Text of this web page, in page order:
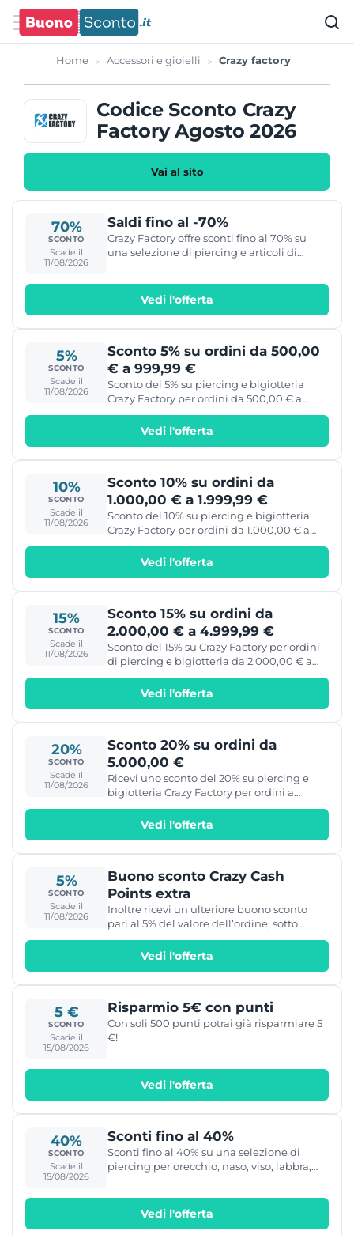
Home Accessori e gioielli Crazy factory
Codice Sconto Crazy
Factory Agosto 2026
Vai al sito
70%
SCONTO
Scade il
11/08/2026
Saldi fino al -70%
Crazy Factory offre sconti fino al 70% su
una selezione di piercing e articoli di
Vedi l'offerta
5%
SCONTO
Scade il
11/08/2026
Sconto 5% su ordini da 500,00
€ a 999,99 €
Sconto del 5% su piercing e bigiotteria
Crazy Factory per ordini da 500,00 € a
999,99 €.
Vedi l'offerta
10%
SCONTO
Scade il
11/08/2026
Sconto 10% su ordini da
1.000,00 € a 1.999,99 €
Sconto del 10% su piercing e bigiotteria
Crazy Factory per ordini da 1.000,00 € a
1.999,99 €.
Vedi l'offerta
15%
SCONTO
Scade il
11/08/2026
Sconto 15% su ordini da
2.000,00 € a 4.999,99 €
Sconto del 15% su Crazy Factory per ordini
di piercing e bigiotteria da 2.000,00 € a
4.999,99 €.
Vedi l'offerta
20%
SCONTO
Scade il
11/08/2026
Sconto 20% su ordini da
5.000,00 €
Ricevi uno sconto del 20% su piercing e
bigiotteria Crazy Factory per ordini a
partire da 5.000,00 €.
Vedi l'offerta
5%
SCONTO
Scade il
11/08/2026
Buono sconto Crazy Cash
Points extra
Inoltre ricevi un ulteriore buono sconto
pari al 5% del valore dell’ordine, sotto
forma di Crazy Cash Points.
Vedi l'offerta
5 €
SCONTO
Scade il
15/08/2026
Risparmio 5€ con punti
Con soli 500 punti potrai già risparmiare 5
€!
Vedi l'offerta
40%
SCONTO
Scade il
15/08/2026
Sconti fino al 40%
Sconti fino al 40% su una selezione di
piercing per orecchio, naso, viso, labbra,
Vedi l'offerta